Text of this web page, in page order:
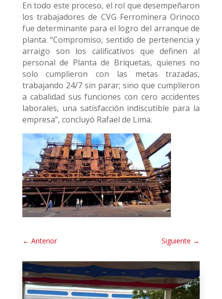
En todo este proceso, el rol que desempeñaron
los trabajadores de CVG Ferrominera Orinoco
fue determinante para el logro del arranque de
planta. “Compromiso, sentido de pertenencia y
arraigo son los calificativos que definen al
personal de Planta de Briquetas, quienes no
solo cumplieron con las metas trazadas,
trabajando 24/7 sin parar; sino que cumplieron
a cabalidad sus funciones con cero accidentes
laborales, una satisfacción indiscutible para la
empresa”, concluyó Rafael de Lima.
← Anterior Siguiente →